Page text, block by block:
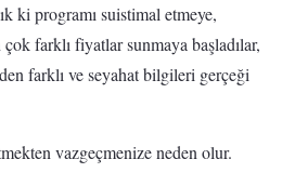
ki programı suistimal etmeye,
farklı fiyatlar sunmaya başladılar,
farklı ve seyahat bilgileri gerçeği
vazgeçmenize neden olur.